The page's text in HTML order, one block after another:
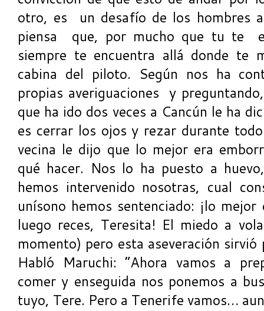
otro, es un desafío de los hombres
piensa que, por mucho que tu te
siempre te encuentra allá donde te
cabina del piloto. Según nos ha
propias averiguaciones y
que ha ido dos veces a Cancún le ha
es cerrar los ojos y rezar durante
vecina le dijo que lo mejor era
qué hacer. Nos lo ha puesto a
hemos intervenido nosotras, cual
unísono hemos sentenciado: ¡lo
luego reces, Teresita! El miedo a
momento) pero esta aseveración
Habló Maruchi: “Ahora vamos a
comer y enseguida nos ponemos a
tuyo, Tere. Pero a Tenerife vamos…